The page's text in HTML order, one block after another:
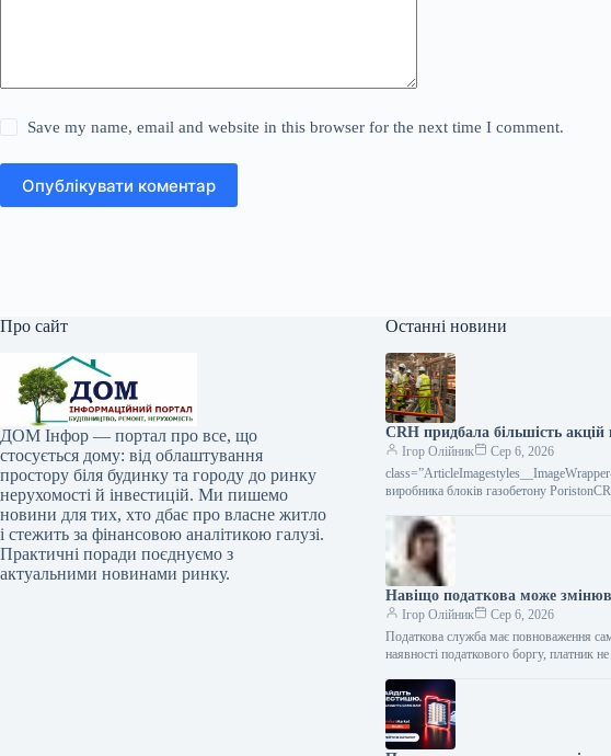
Save my name, email and website in this browser for the next time I comment.
Опублікувати коментар
Про сайт
ДОМ Інфор — портал про все, що
стосується дому: від облаштування
простору біля будинку та городу до ринку
нерухомості й інвестицій. Ми пишемо
новини для тих, хто дбає про власне житло
і стежить за фінансовою аналітикою галузі.
Практичні поради поєднуємо з
актуальними новинами ринку.
Останні новини
CRH придбала більшість акцій
Ігор Олійник
Сер 6, 2026
виробника блоків газобетону
Навіщо податкова може
Ігор Олійник
Сер 6, 2026
Податкова служба має повноваження
наявності податкового боргу, платник